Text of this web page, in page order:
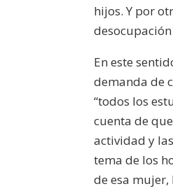
hijos.Y por
En este
demanda de
“todos los
cuenta de
actividad y
tema de los
de esa